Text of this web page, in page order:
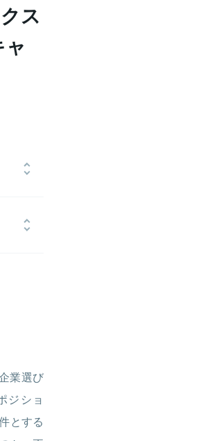
ス
年2月
にTech
40社の
効果分
。
業選び
ジショ
とする